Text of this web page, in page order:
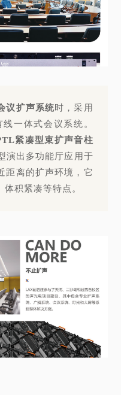
议扩声系统时，采用
一体式会议系统。
紧凑型束扩声音柱
演出多功能厅应用于
距离的扩声环境，它
积紧凑等特点。